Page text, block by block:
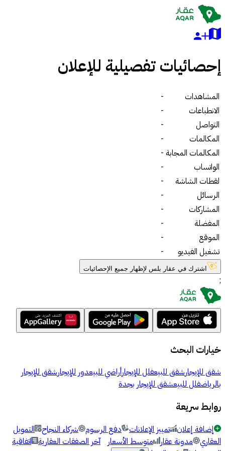
إحصائيات تفصيلية للإعلان
المشاهدات
-
الانطباعات
-
التواصل
-
المكالمات
-
المكالمات المجابة -
الواتساب
-
لقطات الشاشة
-
الرسائل
-
المشاركات
-
المفضلة
-
الموقع
-
تشغيل الفيديو
-
اشترك في عقار بلس لإظهار جميع الإحصائيات
;
خيارات البحث
شقق للإيجارشقق للبيعفلل للإيجارأراضي للبيعدور للإيجارشقق للإيجار
بالرياضفلل للبيعشقق للإيجار بجدة
روابط سريعة
إضافة إعلان تمييز الإعلانات دفع الرسوم شركاء النجاح
التمويل
العقاري
مدونة عقار متوسط الأسعار آخر الصفقات العقارية
اتفاقية